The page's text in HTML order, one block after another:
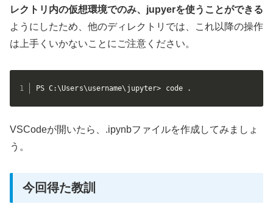
レクトリ内の仮想環境でのみ、jupyerを使うことができる
ようにしたため、他のディレクトリでは、これ以降の操作
は上手くいかないことにご注意ください。
PS C:\Users\username\jupyter> code .
VSCodeが開いたら、.ipynbファイルを作成してみましょ
う。
今回得た教訓